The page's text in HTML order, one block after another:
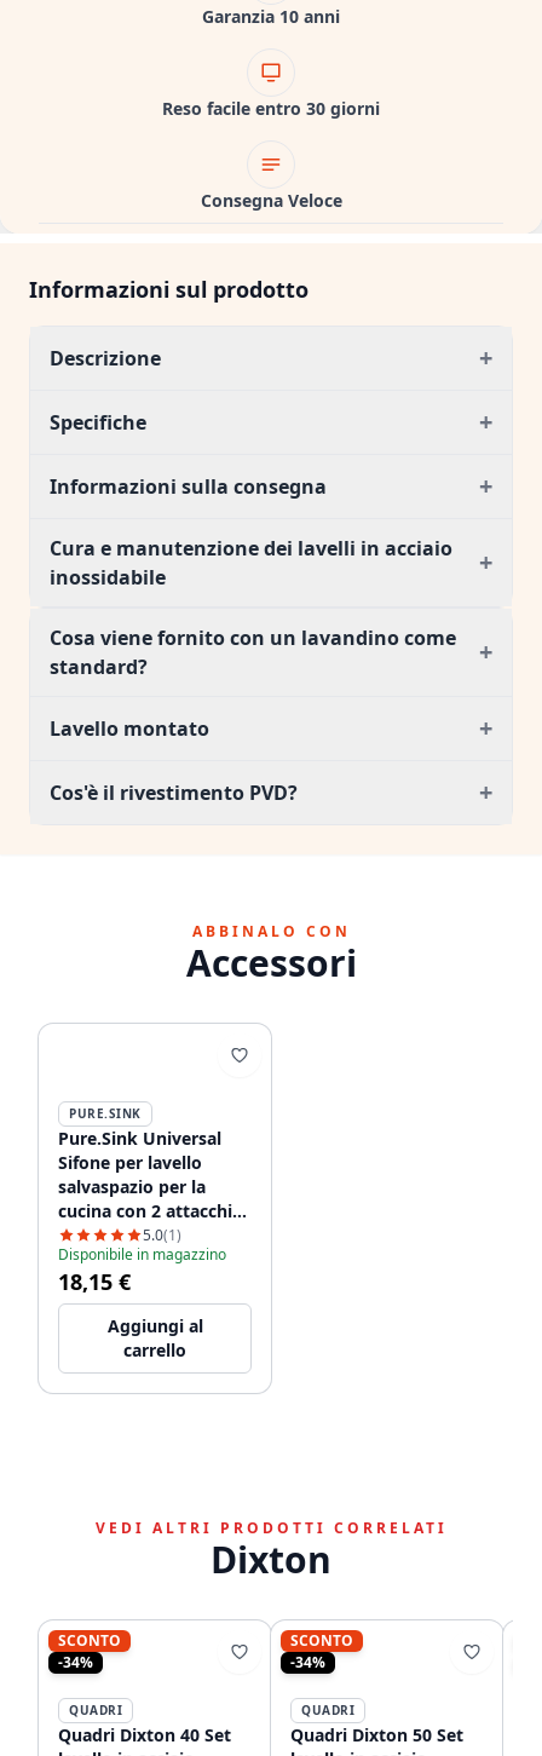
Garanzia 10 anni
Reso facile entro 30 giorni
Consegna Veloce
Informazioni sul prodotto
Descrizione +
Specifiche +
Informazioni sulla consegna +
Cura e manutenzione dei lavelli in acciaio
inossidabile
+
Cosa viene fornito con un lavandino come
standard?
+
Lavello montato +
Cos'è il rivestimento PVD? +
ABBINALO CON
Accessori
PURE.SINK
Pure.Sink Universal
Sifone per lavello
salvaspazio per la
cucina con 2 attacchi
per lavastoviglie
WSTSSI-32
5.0(1)
Disponibile in magazzino
18,15 €
Aggiungi al
carrello
VEDI ALTRI PRODOTTI CORRELATI
Dixton
SCONTO
-34%
QUADRI
Quadri Dixton 40 Set
SCONTO
-34%
QUADRI
Quadri Dixton 50 Set